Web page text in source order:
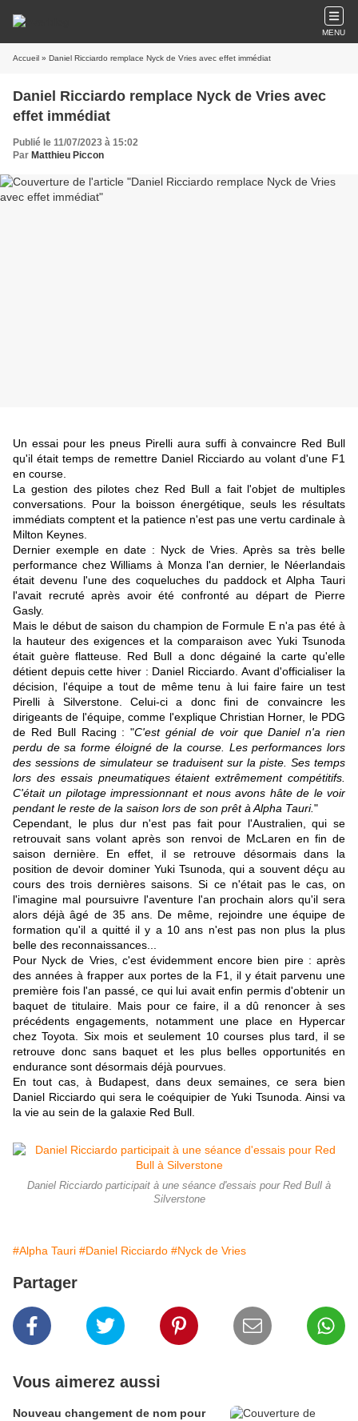
MENU
Accueil » Daniel Ricciardo remplace Nyck de Vries avec effet immédiat
Daniel Ricciardo remplace Nyck de Vries avec
effet immédiat
Publié le 11/07/2023 à 15:02
Par Matthieu Piccon
Un essai pour les pneus Pirelli aura suffi à convaincre Red Bull
qu'il était temps de remettre Daniel Ricciardo au volant d'une F1
en course.
La gestion des pilotes chez Red Bull a fait l'objet de multiples
conversations. Pour la boisson énergétique, seuls les résultats
immédiats comptent et la patience n'est pas une vertu cardinale à
Milton Keynes.
Dernier exemple en date : Nyck de Vries. Après sa très belle
performance chez Williams à Monza l'an dernier, le Néerlandais
était devenu l'une des coqueluches du paddock et Alpha Tauri
l'avait recruté après avoir été confronté au départ de Pierre
Gasly.
Mais le début de saison du champion de Formule E n'a pas été à
la hauteur des exigences et la comparaison avec Yuki Tsunoda
était guère flatteuse. Red Bull a donc dégainé la carte qu'elle
détient depuis cette hiver : Daniel Ricciardo. Avant d'officialiser la
décision, l'équipe a tout de même tenu à lui faire faire un test
Pirelli à Silverstone. Celui-ci a donc fini de convaincre les
dirigeants de l'équipe, comme l'explique Christian Horner, le PDG
de Red Bull Racing : "C'est génial de voir que Daniel n'a rien
perdu de sa forme éloigné de la course. Les performances lors
des sessions de simulateur se traduisent sur la piste. Ses temps
lors des essais pneumatiques étaient extrêmement compétitifs.
C'était un pilotage impressionnant et nous avons hâte de le voir
pendant le reste de la saison lors de son prêt à Alpha Tauri."
Cependant, le plus dur n'est pas fait pour l'Australien, qui se
retrouvait sans volant après son renvoi de McLaren en fin de
saison dernière. En effet, il se retrouve désormais dans la
position de devoir dominer Yuki Tsunoda, qui a souvent déçu au
cours des trois dernières saisons. Si ce n'était pas le cas, on
l'imagine mal poursuivre l'aventure l'an prochain alors qu'il sera
alors déjà âgé de 35 ans. De même, rejoindre une équipe de
formation qu'il a quitté il y a 10 ans n'est pas non plus la plus
belle des reconnaissances...
Pour Nyck de Vries, c'est évidemment encore bien pire : après
des années à frapper aux portes de la F1, il y était parvenu une
première fois l'an passé, ce qui lui avait enfin permis d'obtenir un
baquet de titulaire. Mais pour ce faire, il a dû renoncer à ses
précédents engagements, notamment une place en Hypercar
chez Toyota. Six mois et seulement 10 courses plus tard, il se
retrouve donc sans baquet et les plus belles opportunités en
endurance sont désormais déjà pourvues.
En tout cas, à Budapest, dans deux semaines, ce sera bien
Daniel Ricciardo qui sera le coéquipier de Yuki Tsunoda. Ainsi va
la vie au sein de la galaxie Red Bull.
Daniel Ricciardo participait à une séance d'essais pour Red Bull à
Silverstone
#Alpha Tauri #Daniel Ricciardo #Nyck de Vries
Partager
Vous aimerez aussi
Nouveau changement de nom pour